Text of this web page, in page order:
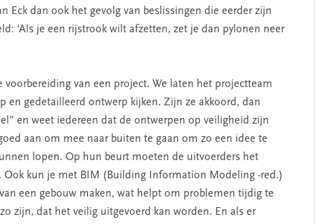
Eck dan ook het gevolg van beslissingen die eerder zijn
‘Als je een rijstrook wilt afzetten, zet je dan pylonen neer
voorbereiding van een project. We laten het projectteam
en gedetailleerd ontwerp kijken. Zijn ze akkoord, dan
en weet iedereen dat de ontwerpen op veiligheid zijn
aan om mee naar buiten te gaan om zo een idee te
lopen. Op hun beurt moeten de uitvoerders het
Ook kun je met BIM (Building Information Modeling -red.)
een gebouw maken, wat helpt om problemen tijdig te
zijn, dat het veilig uitgevoerd kan worden. En als er